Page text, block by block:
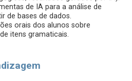
de IA para a análise de
de bases de dados.
orais dos alunos sobre
itens gramaticais.